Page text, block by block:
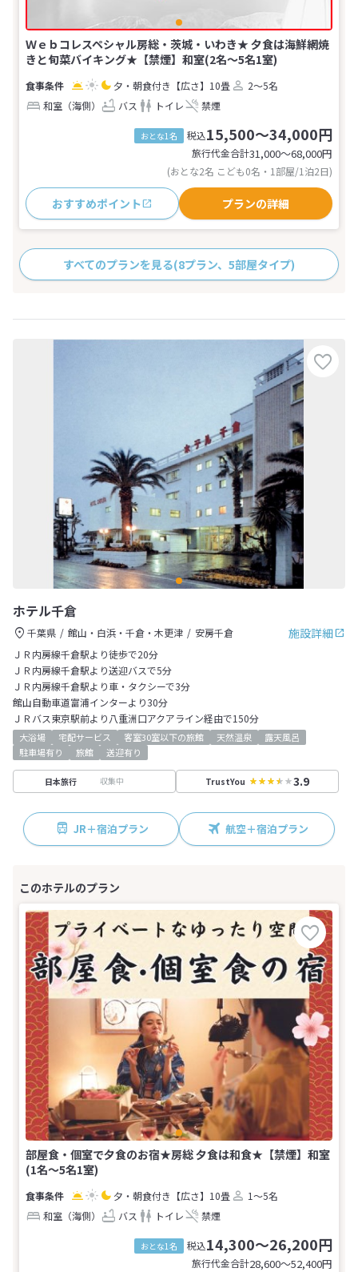
Ｗｅｂコレスペシャル房総・茨城・いわき★ 夕食は海鮮網焼
きと旬菜バイキング★【禁煙】和室(2名～5名1室)
夕・朝食付き 【広さ】10畳
2～5名
和室（海側）
バス トイレ 禁煙
おとな1名 税込15,500～34,000円
旅行代金合計31,000〜68,000円
(おとな2名 こども0名・1部屋/1泊2日)
おすすめポイント プランの詳細
すべてのプランを見る(8プラン、5部屋タイプ)
ホテル千倉
施設詳細
千葉県 館山・白浜・千倉・木更津
安房千倉
ＪＲ内房線千倉駅より徒歩で20分
ＪＲ内房線千倉駅より送迎バスで5分
ＪＲ内房線千倉駅より車・タクシーで3分
館山自動車道富浦インターより30分
ＪＲバス東京駅前より八重洲口アクアライン経由で150分
大浴場 宅配サービス 客室30室以下の旅館 天然温泉
露天風呂
駐車場有り
旅館 送迎有り
日本旅行 収集中 TrustYou 3.9
JR＋宿泊プラン 航空＋宿泊プラン
部屋食・個室で夕食のお宿★房総 夕食は和食★【禁煙】和室
(1名～5名1室)
夕・朝食付き 【広さ】10畳
1～5名
和室（海側）
バス トイレ 禁煙
おとな1名 税込14,300～26,200円
旅行代金合計28,600〜52,400円